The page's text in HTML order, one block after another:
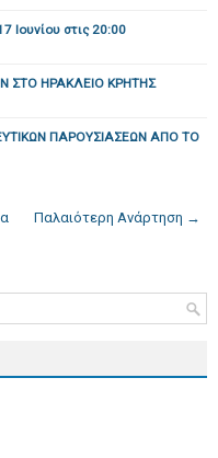
Ιουνίου στις 20:00
ΗΡΑΚΛΕΙΟ ΚΡΗΤΗΣ
ΠΑΡΟΥΣΙΑΣΕΩΝ ΑΠΟ ΤΟ
Παλαιότερη Ανάρτηση →